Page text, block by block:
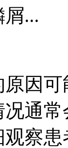
...
因
通
察